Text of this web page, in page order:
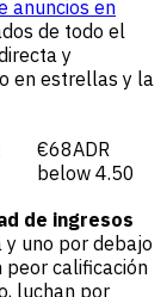
anuncios en
de todo el
y
en estrellas y la
€68ADR
below 4.50
de ingresos
uno por debajo
peor calificación
luchan por